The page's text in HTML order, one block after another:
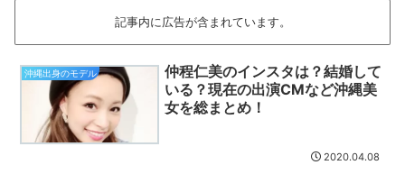
記事内に広告が含まれています。
沖縄出身のモデル
仲程仁美のインスタは？結婚して
いる？現在の出演CMなど沖縄美
女を総まとめ！
2020.04.08